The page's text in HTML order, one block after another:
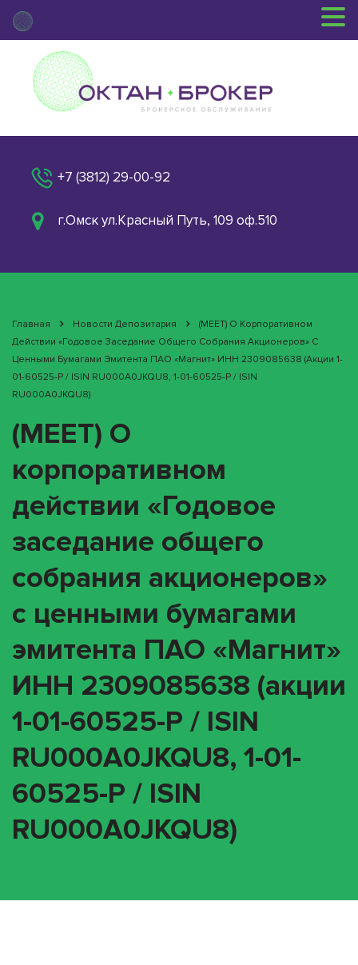
+7 (3812) 29-00-92
г.Омск ул.Красный Путь, 109 оф.510
Главная Новости Депозитария
(MEET) О Корпоративном
Действии «Годовое Заседание Общего Собрания Акционеров» С
Ценными Бумагами Эмитента ПАО «Магнит» ИНН 2309085638 (акции 1-
01-60525-P / ISIN RU000A0JKQU8, 1-01-60525-P / ISIN
RU000A0JKQU8)
(MEET) О
корпоративном
действии «Годовое
заседание общего
собрания акционеров»
с ценными бумагами
эмитента ПАО «Магнит»
ИНН 2309085638 (акции
1-01-60525-P / ISIN
RU000A0JKQU8, 1-01-
60525-P / ISIN
RU000A0JKQU8)